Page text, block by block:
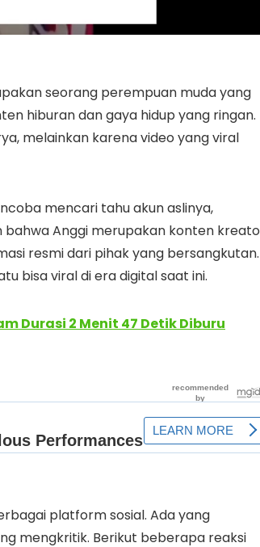
seorang perempuan muda yang
hiburan dan gaya hidup yang ringan.
melainkan karena video yang viral
mencari tahu akun aslinya,
bahwa Anggi merupakan konten
resmi dari pihak yang bersangkutan.
bisa viral di era digital saat ini.
Durasi 2 Menit 47 Detik Diburu
platform sosial. Ada yang
mengkritik. Berikut beberapa reaksi